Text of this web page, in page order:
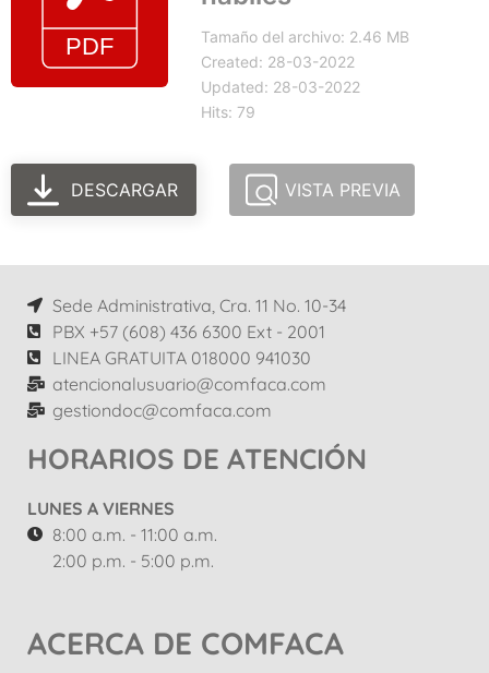
Tamaño del archivo: 2.46 MB
Created: 28-03-2022
Updated: 28-03-2022
Hits: 79
DESCARGAR VISTA PREVIA
Sede Administrativa, Cra. 11 No. 10-34
PBX +57 (608) 436 6300 Ext - 2001
LINEA GRATUITA 018000 941030
atencionalusuario@comfaca.com
gestiondoc@comfaca.com
HORARIOS DE ATENCIÓN
LUNES A VIERNES
8:00 a.m. - 11:00 a.m.
2:00 p.m. - 5:00 p.m.
ACERCA DE COMFACA